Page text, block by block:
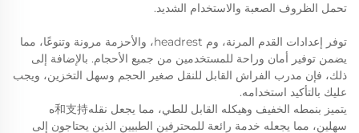
تحمل الظروف الصعبة والاستخدام الشديد.
توفر إعدادات القدم المرنة، وم headrest، والأحزمة مرونة وتنوعًا، مما
يضمن توفير أمان وراحة للمستخدمين من جميع الأحجام. بالإضافة إلى
ذلك، فإن مدرب الفراش القابل للنقل صغير الحجم وسهل التخزين، ويجب
عليك بالتأكيد استخدامه.
يتميز بنمطه الخفيف وهيكله القابل للطي، مما يجعل نقله和支持ه
سهلين، مما يجعله خدمة رائعة للمحترفين الطبيين الذين يحتاجون إلى